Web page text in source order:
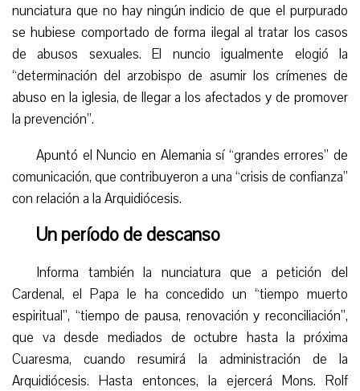
nunciatura que no hay ningún indicio de que el purpurado
se hubiese comportado de forma ilegal al tratar los casos
de abusos sexuales. El nuncio igualmente elogió la
“determinación del arzobispo de asumir los crímenes de
abuso en la iglesia, de llegar a los afectados y de promover
la prevención”.
Apuntó el Nuncio en Alemania sí “grandes errores” de
comunicación, que contribuyeron a una “crisis de confianza”
con relación a la Arquidiócesis.
Un período de descanso
Informa también la nunciatura que a petición del
Cardenal, el Papa le ha concedido un “tiempo muerto
espiritual”, “tiempo de pausa, renovación y reconciliación”,
que va desde mediados de octubre hasta la próxima
Cuaresma, cuando resumirá la administración de la
Arquidiócesis. Hasta entonces, la ejercerá Mons. Rolf